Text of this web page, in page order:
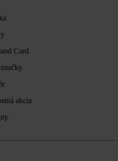
Card
akcia